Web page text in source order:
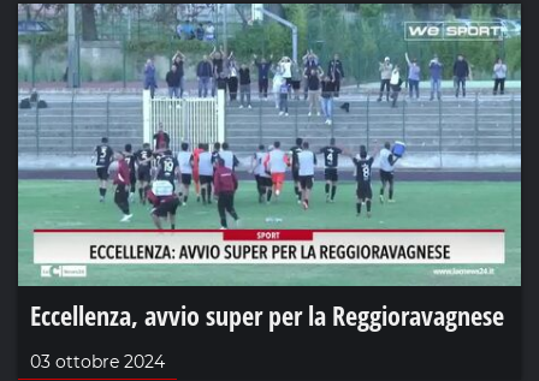
Eccellenza, avvio super per la Reggioravagnese
03 ottobre 2024